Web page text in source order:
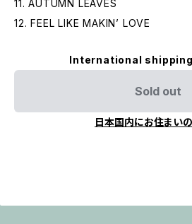
11. AUTUMN LEAVES
12. FEEL LIKE MAKIN’ LOVE
International
Sold out
日本国内にお住まい